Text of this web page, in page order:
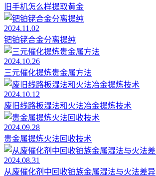
旧手机怎么样提取黄金
2024.11.02
钯铂铑合金分离提纯
2024.10.26
三元催化提炼贵金属方法
2024.10.12
废旧线路板湿法和火法冶金提炼技术
2024.09.28
贵金属提炼火法回收技术
2024.08.31
从废催化剂中回收铂族金属湿法与火法差异